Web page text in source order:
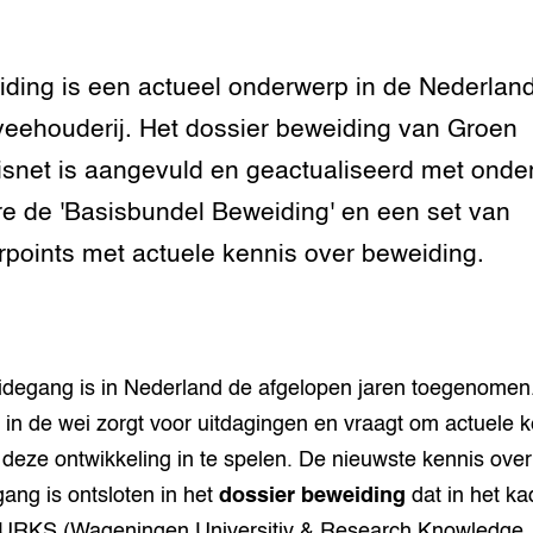
Digitalisering &
en
genetische
diversiteit
is een actueel onderwerp in de
Het dossier beweiding van Groen
is aangevuld en geactualiseerd met
de 'Basisbundel Beweiding' en een set van
met actuele kennis over beweiding.
is in Nederland de afgelopen jaren
in de wei zorgt voor uitdagingen en vraagt om actuele
ontwikkeling in te spelen. De nieuwste kennis over
is ontsloten in het dossier beweiding dat in het